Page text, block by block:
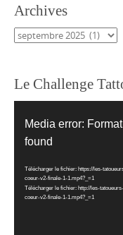
Archives
Archives
Le Challenge
vidéo
Media error:
found
Télécharger le fichier: https://les-
coeur-v2-finale-1-1.mp4?_=1
Télécharger le fichier: http://les-
coeur-v2-finale-1-1.mp4?_=1